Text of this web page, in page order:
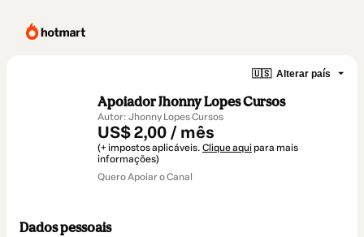
🇺🇸 Alterar país
Apoiador Jhonny Lopes Cursos
Autor: Jhonny Lopes Cursos
US$ 2,00 / mês
(+ impostos aplicáveis. Clique aqui para mais
informações)
Quero Apoiar o Canal
Dados pessoais